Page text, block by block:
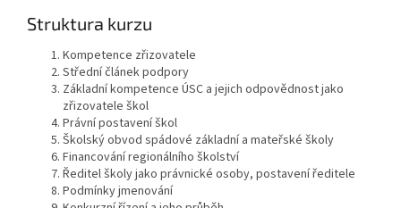
Struktura kurzu
Kompetence zřizovatele
Střední článek podpory
Základní kompetence ÚSC a jejich odpovědnost jako
zřizovatele škol
Právní postavení škol
Školský obvod spádové základní a mateřské školy
Financování regionálního školství
Ředitel školy jako právnické osoby, postavení ředitele
Podmínky jmenování